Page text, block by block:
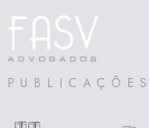
PUBLICAÇÕES